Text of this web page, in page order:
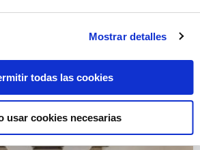
Mostrar detalles
todas las cookies
usar cookies necesarias